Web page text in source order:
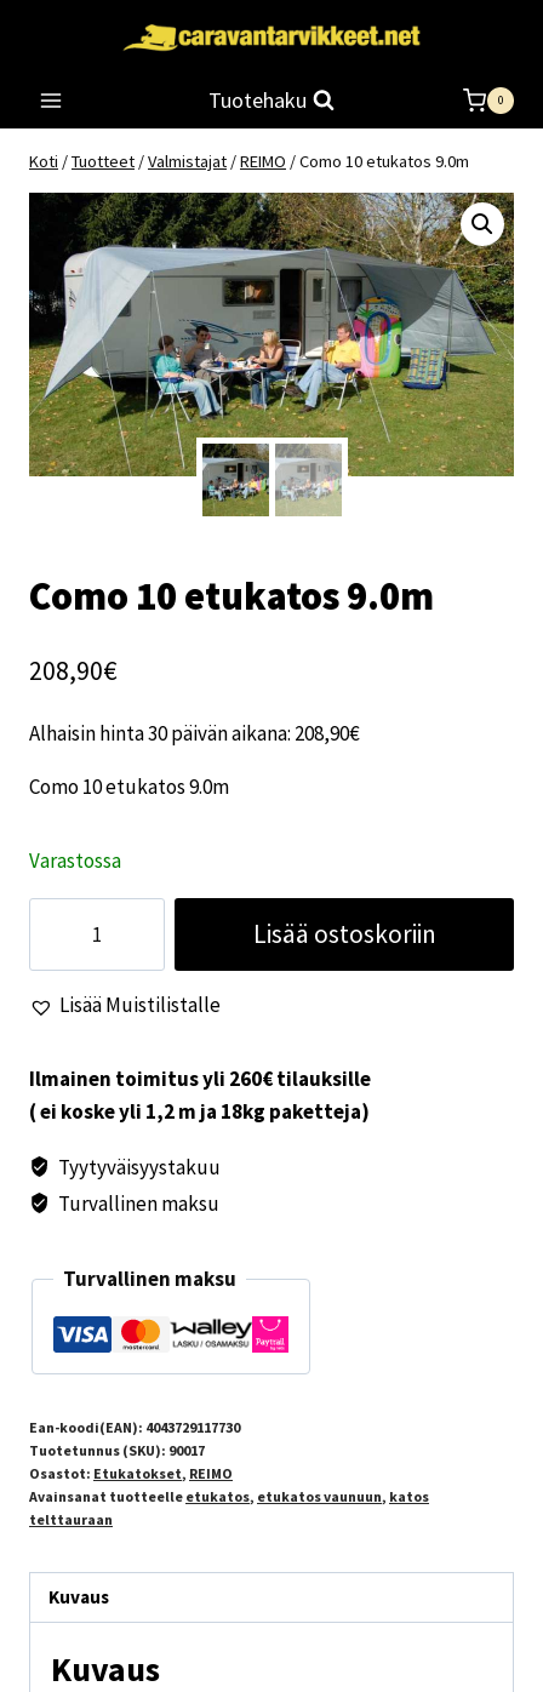
Tuotehaku 0
Koti /Tuotteet /Valmistajat /REIMO /Como 10 etukatos 9.0m
Como 10 etukatos 9.0m
208,90€
Alhaisin hinta 30 päivän aikana: 208,90€
Como 10 etukatos 9.0m
Varastossa
etukatos
9.0m
Lisää ostoskoriin
Lisää Muistilistalle
Ilmainen toimitus yli 260€ tilauksille
( ei koske yli 1,2 m ja 18kg paketteja)
Tyytyväisyystakuu
Turvallinen maksu
Turvallinen maksu
Ean-koodi(EAN): 4043729117730
Tuotetunnus (SKU): 90017
Osastot: Etukatokset, REIMO
Avainsanat tuotteelle etukatos, etukatos vaunuun, katos
telttauraan
Kuvaus
Kuvaus